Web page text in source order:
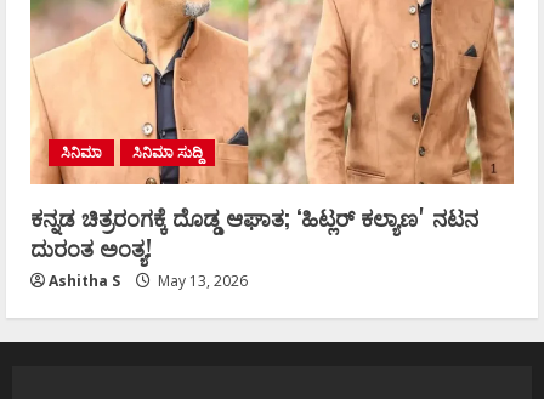
ಸಿನಿಮಾ ಸಿನಿಮಾ ಸುದ್ದಿ
ಕನ್ನಡ ಚಿತ್ರರಂಗಕ್ಕೆ ದೊಡ್ಡ ಆಘಾತ; ʻಹಿಟ್ಲರ್ ಕಲ್ಯಾಣʼ ನಟನ
ದುರಂತ ಅಂತ್ಯ!
Ashitha S May 13, 2026